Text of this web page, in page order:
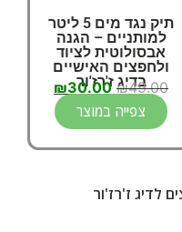
תיק נגד מים 5 ליטר
למותניים – הגנה
אבסולוטית לציוד
ולחפצים האישיים
בדיג ז'רז'ור
וקיאקים!
₪49.00
₪30.00
צפייה במוצר
לדיג ז'רז'ור